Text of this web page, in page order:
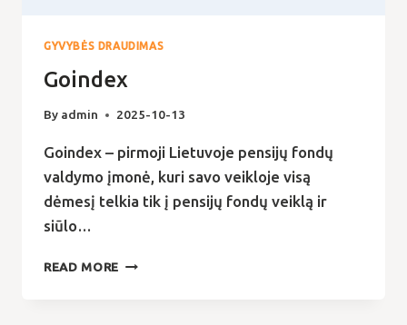
GYVYBĖS DRAUDIMAS
Goindex
By admin 2025-10-13
Goindex – pirmoji Lietuvoje pensijų fondų
valdymo įmonė, kuri savo veikloje visą
dėmesį telkia tik į pensijų fondų veiklą ir
siūlo…
READ MORE GOINDEX